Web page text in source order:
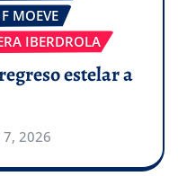
MOEVE
IBERDROLA
estelar a
7, 2026